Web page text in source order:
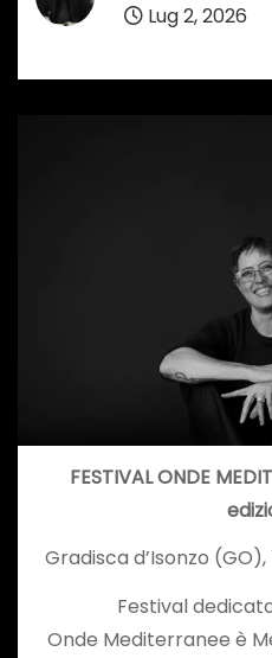
Lug 2, 2026
FESTIVAL ONDE
Gradisca d’Isonzo
Festival
Onde Mediterranee è